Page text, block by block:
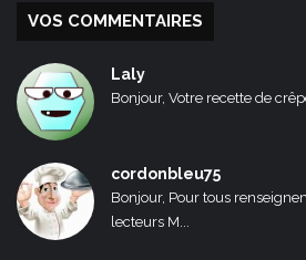
VOS COMMENTAIRES
Laly
Bonjour, Votre recette de
cordonbleu75
Bonjour, Pour tous
lecteurs M...